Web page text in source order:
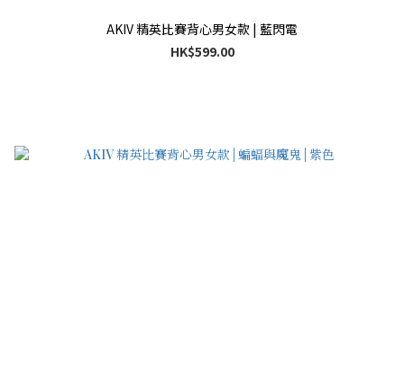
AKIV 精英比賽背心男女款 | 藍閃電
HK$599.00